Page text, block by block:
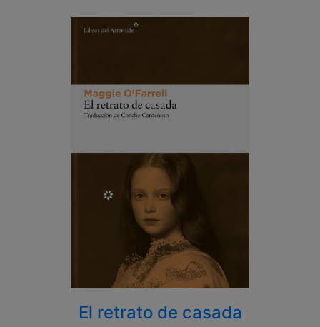
El retrato de casada